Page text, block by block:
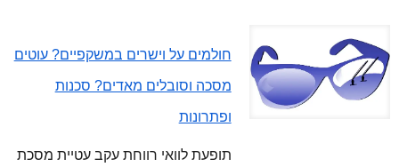
חולמים על וישרים במשקפיים? עוטים
מסכה וסובלים מאדים? סכנות
ופתרונות
תופעת לוואי רווחת עקב עטיית מסכת